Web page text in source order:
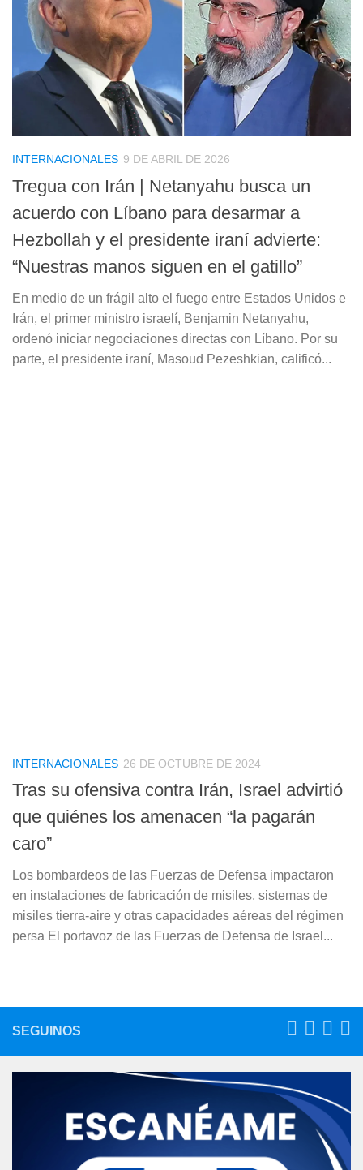
INTERNACIONALES 9 DE ABRIL DE 2026
Tregua con Irán | Netanyahu busca un
acuerdo con Líbano para desarmar a
Hezbollah y el presidente iraní advierte:
“Nuestras manos siguen en el gatillo”
En medio de un frágil alto el fuego entre Estados Unidos e
Irán, el primer ministro israelí, Benjamin Netanyahu,
ordenó iniciar negociaciones directas con Líbano. Por su
parte, el presidente iraní, Masoud Pezeshkian, calificó...
INTERNACIONALES 26 DE OCTUBRE DE 2024
Tras su ofensiva contra Irán, Israel advirtió
que quiénes los amenacen “la pagarán
caro”
Los bombardeos de las Fuerzas de Defensa impactaron
en instalaciones de fabricación de misiles, sistemas de
misiles tierra-aire y otras capacidades aéreas del régimen
persa El portavoz de las Fuerzas de Defensa de Israel...
SEGUINOS